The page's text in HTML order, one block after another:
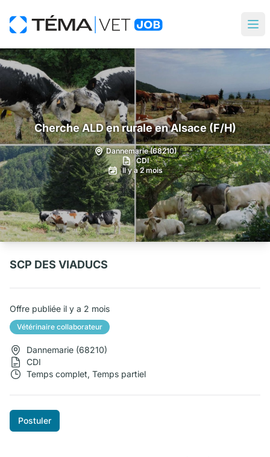
Cherche ALD en rurale en Alsace (F/H)
Dannemarie (68210)
CDI
Il y a 2 mois
SCP DES VIADUCS
Offre publiée il y a 2 mois
Vétérinaire collaborateur
Dannemarie (68210)
CDI
Temps complet, Temps partiel
Postuler